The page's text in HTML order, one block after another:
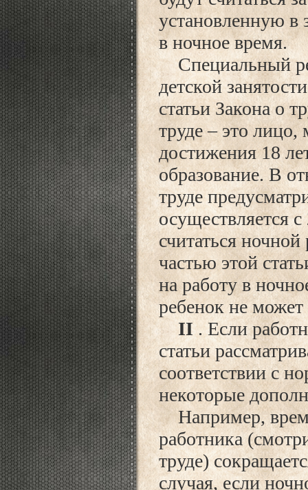
установленную в
в ночное время.
Специальный
детской
статьи Закона о
труде – это
достижения 18
образование. В
труде
осуществляется
считаться
частью этой
на работу в
ребенок не может
II . Если
статьи
соответствии с
некоторые
Например,
работника
труде)
случая, если